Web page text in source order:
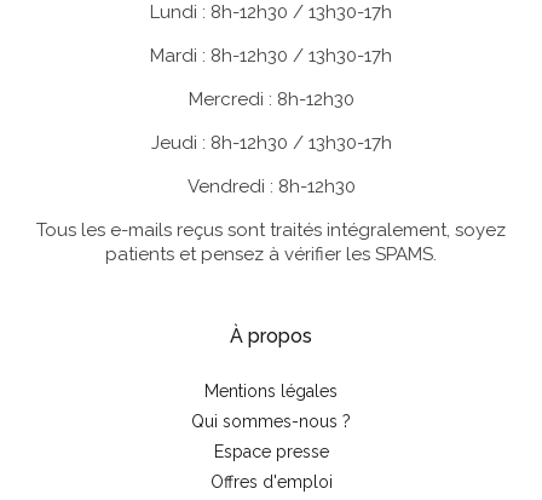
Lundi : 8h-12h30 / 13h30-17h
Mardi : 8h-12h30 / 13h30-17h
Mercredi : 8h-12h30
Jeudi : 8h-12h30 / 13h30-17h
Vendredi : 8h-12h30
Tous les e-mails reçus sont traités intégralement, soyez
patients et pensez à vérifier les SPAMS.
À propos
Mentions légales
Qui sommes-nous ?
Espace presse
Offres d'emploi